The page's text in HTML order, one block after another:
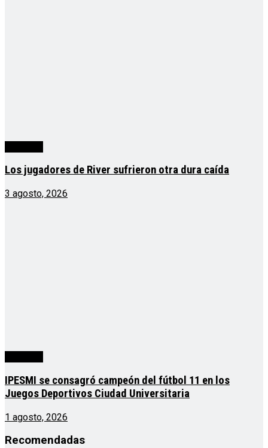
Los jugadores de River sufrieron otra dura caída
3 agosto, 2026
IPESMI se consagró campeón del fútbol 11 en los
Juegos Deportivos Ciudad Universitaria
1 agosto, 2026
Recomendadas